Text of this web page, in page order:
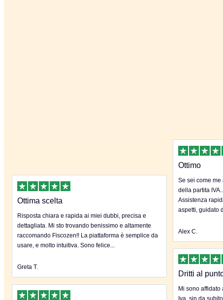
Ottima scelta
Risposta chiara e rapida ai miei dubbi, precisa e
dettagliata. Mi sto trovando benissimo e altamente
raccomando Fiscozen!! La piattaforma è semplice da
usare, e molto intuitiva. Sono felice...
Greta T.
Ottimo
Se sei come
della partita
Assistenza
aspetti, guidato
Alex C.
Dritti al
Mi sono affidato